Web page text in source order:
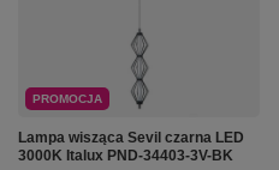
PROMOCJA
Lampa wisząca Sevil czarna LED
3000K Italux PND-34403-3V-BK